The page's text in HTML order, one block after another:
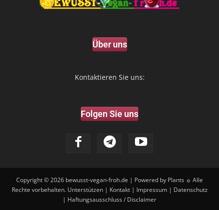
Über uns
Kontaktieren Sie uns:
Folgen Sie uns
Copyright © 2026 bewusst-vegan-froh.de | Powered by Plants ☼ Alle
Rechte vorbehalten. Unterstützen| Kontakt| Impressum| Datenschutz
| Haftungsausschluss / Disclaimer